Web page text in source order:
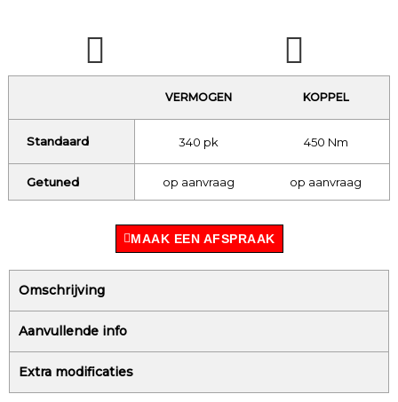
VERMOGEN KOPPEL
Standaard 340 pk 450 Nm
Getuned op aanvraag op aanvraag
MAAK EEN AFSPRAAK
Omschrijving
Aanvullende info
Extra modificaties